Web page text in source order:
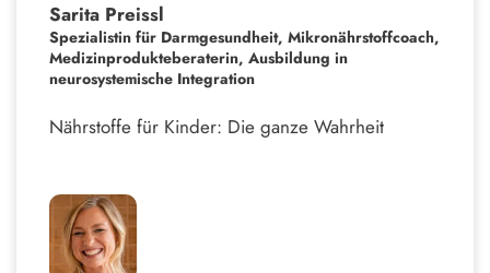
Sarita Preissl
Spezialistin für Darmgesundheit, Mikronährstoffcoach,
Medizinprodukteberaterin, Ausbildung in
neurosystemische Integration
Nährstoffe für Kinder: Die ganze Wahrheit